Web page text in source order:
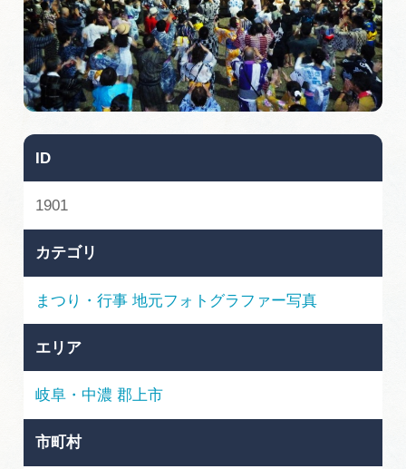
グルメ
旅の予約
早わかり岐阜
買い物・お土産
体験予約サイト「ＶＩＳＩＴ岐阜県」
岐阜県アウトドア観光キャンペーン
岐阜県まるごと観光エリアガイド
ID
1901
カテゴリ
まつり・行事 地元フォトグラファー写真
エリア
岐阜・中濃 郡上市
市町村